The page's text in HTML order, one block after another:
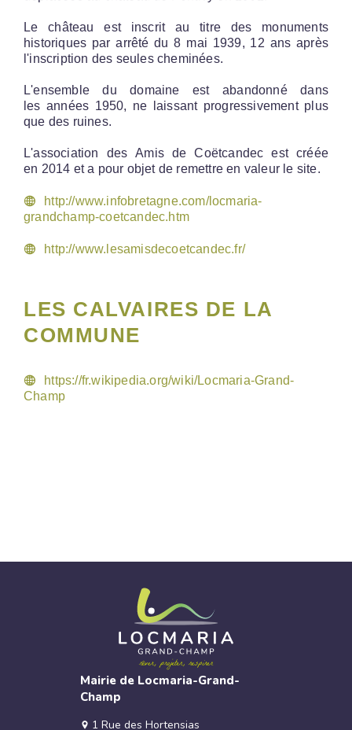
Le château est inscrit au titre des monuments
historiques par arrêté du 8 mai 1939, 12 ans après
l'inscription des seules cheminées.
L'ensemble du domaine est abandonné dans
les années 1950, ne laissant progressivement plus
que des ruines.
L'association des Amis de Coëtcandec est créée
en 2014 et a pour objet de remettre en valeur le site.
http://www.infobretagne.com/locmaria-
grandchamp-coetcandec.htm
http://www.lesamisdecoetcandec.fr/
LES CALVAIRES DE LA
COMMUNE
https://fr.wikipedia.org/wiki/Locmaria-Grand-
Champ
Mairie de Locmaria-Grand-
Champ
1 Rue des Hortensias